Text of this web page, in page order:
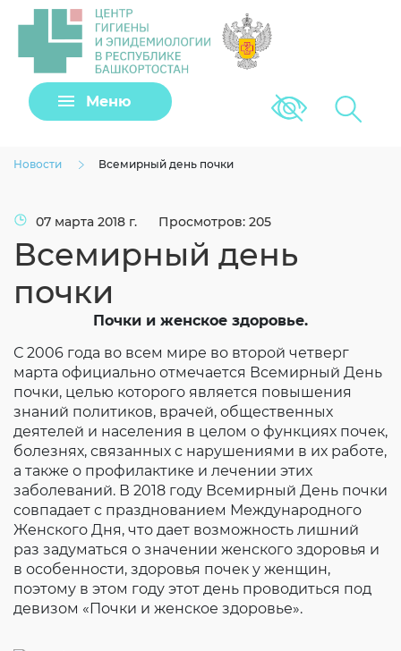
Меню Версия для
Новости Всемирный день почки
07 марта 2018 г. Просмотров: 205
Всемирный день
почки
Почки и женское здоровье.
С 2006 года во всем мире во второй четверг
марта официально отмечается Всемирный День
почки, целью которого является повышения
знаний политиков, врачей, общественных
деятелей и населения в целом о функциях почек,
болезнях, связанных с нарушениями в их работе,
а также о профилактике и лечении этих
заболеваний. В 2018 году Всемирный День почки
совпадает с празднованием Международного
Женского Дня, что дает возможность лишний
раз задуматься о значении женского здоровья и
в особенности, здоровья почек у женщин,
поэтому в этом году этот день проводиться под
девизом «Почки и женское здоровье».
Задать вопрос
Клещи
Загрузить файл
Согласие на обработку личных данных
Введите слово с картинки*: